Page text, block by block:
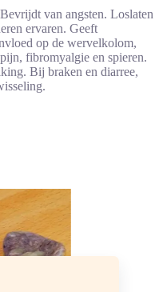
van angsten. Loslaten
ervaren. Geeft
op de wervelkolom,
fibromyalgie en spieren.
Bij braken en diarree,
op geestelijk